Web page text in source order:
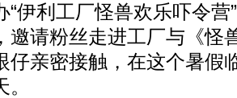
“伊利工厂怪兽欢乐吓令营
邀请粉丝走进工厂与《怪
仔亲密接触，在这个暑假